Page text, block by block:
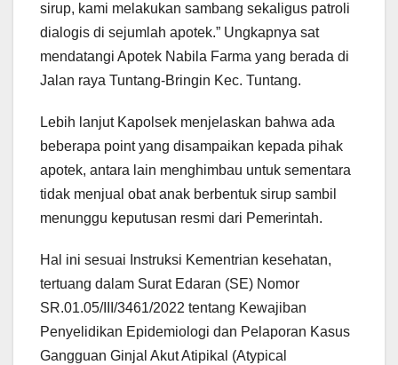
sirup, kami melakukan sambang sekaligus patroli
dialogis di sejumlah apotek.” Ungkapnya sat
mendatangi Apotek Nabila Farma yang berada di
Jalan raya Tuntang-Bringin Kec. Tuntang.
Lebih lanjut Kapolsek menjelaskan bahwa ada
beberapa point yang disampaikan kepada pihak
apotek, antara lain menghimbau untuk sementara
tidak menjual obat anak berbentuk sirup sambil
menunggu keputusan resmi dari Pemerintah.
Hal ini sesuai Instruksi Kementrian kesehatan,
tertuang dalam Surat Edaran (SE) Nomor
SR.01.05/III/3461/2022 tentang Kewajiban
Penyelidikan Epidemiologi dan Pelaporan Kasus
Gangguan Ginjal Akut Atipikal (Atypical